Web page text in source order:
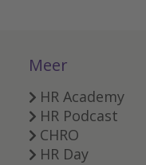
Meer
HR Academy
HR Podcast
CHRO
HR Day